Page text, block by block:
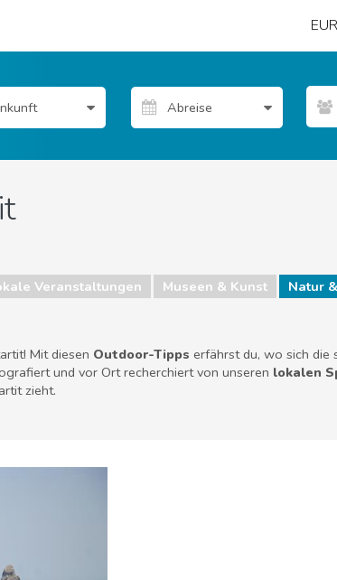
EUR
Veranstaltungen Museen & Kunst Natur
Mit diesen Outdoor-Tipps erfährst du, wo sich die
und vor Ort recherchiert von unseren lokalen
zieht.